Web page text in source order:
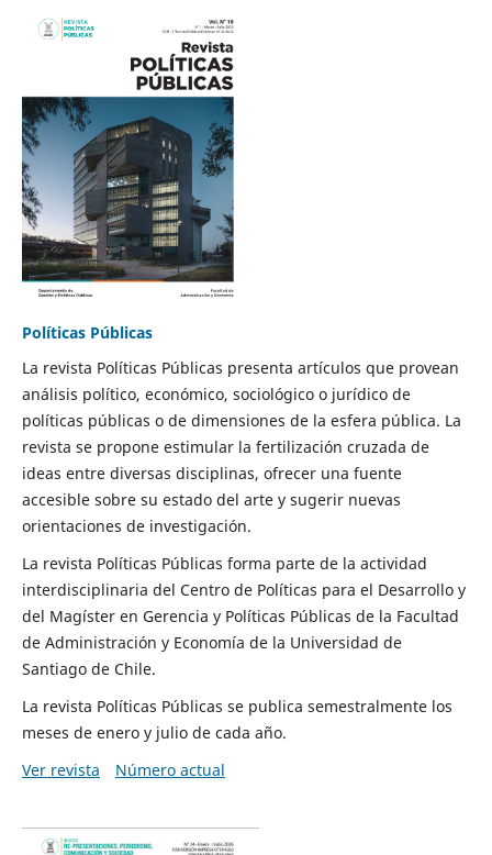
Políticas Públicas
La revista Políticas Públicas presenta artículos que provean
análisis político, económico, sociológico o jurídico de
políticas públicas o de dimensiones de la esfera pública. La
revista se propone estimular la fertilización cruzada de
ideas entre diversas disciplinas, ofrecer una fuente
accesible sobre su estado del arte y sugerir nuevas
orientaciones de investigación.
La revista Políticas Públicas forma parte de la actividad
interdisciplinaria del Centro de Políticas para el Desarrollo y
del Magíster en Gerencia y Políticas Públicas de la Facultad
de Administración y Economía de la Universidad de
Santiago de Chile.
La revista Políticas Públicas se publica semestralmente los
meses de enero y julio de cada año.
Ver revista
Número actual